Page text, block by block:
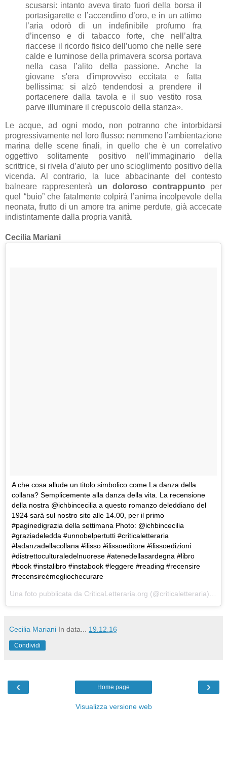
scusarsi: intanto aveva tirato fuori della borsa il
portasigarette e l’accendino d’oro, e in un attimo
l’aria odorò di un indefinibile profumo fra
d’incenso e di tabacco forte, che nell’altra
riaccese il ricordo fisico dell’uomo che nelle sere
calde e luminose della primavera scorsa portava
nella casa l’alito della passione. Anche la
giovane s'era d'improvviso eccitata e fatta
bellissima: si alzò tendendosi a prendere il
portacenere dalla tavola e il suo vestito rosa
parve illuminare il crepuscolo della stanza».
Le acque, ad ogni modo, non potranno che intorbidarsi
progressivamente nel loro flusso: nemmeno l’ambientazione
marina delle scene finali, in quello che è un correlativo
oggettivo solitamente positivo nell’immaginario della
scrittrice, si rivela d’aiuto per uno scioglimento positivo della
vicenda. Al contrario, la luce abbacinante del contesto
balneare rappresenterà un doloroso contrappunto per
quel “buio” che fatalmente colpirà l’anima incolpevole della
neonata, frutto di un amore tra anime perdute, già accecate
indistintamente dalla propria vanità.
Cecilia Mariani
A che cosa allude un titolo simbolico come La danza della
collana? Semplicemente alla danza della vita. La recensione
della nostra @ichbincecilia a questo romanzo deleddiano del
1924 sarà sul nostro sito alle 14.00, per il primo
#paginedigrazia della settimana Photo: @ichbincecilia
#graziadeledda #unnobelpertutti #criticaletteraria
#ladanzadellacollana #ilisso #ilissoeditore #ilissoedizioni
#distrettoculturaledelnuorese #atenedellasardegna #libro
#book #instalibro #instabook #leggere #reading #recensire
#recensireèmegliochecurare
Cecilia Mariani In data... 19.12.16
Condividi
‹ ›
Home page
Visualizza versione web